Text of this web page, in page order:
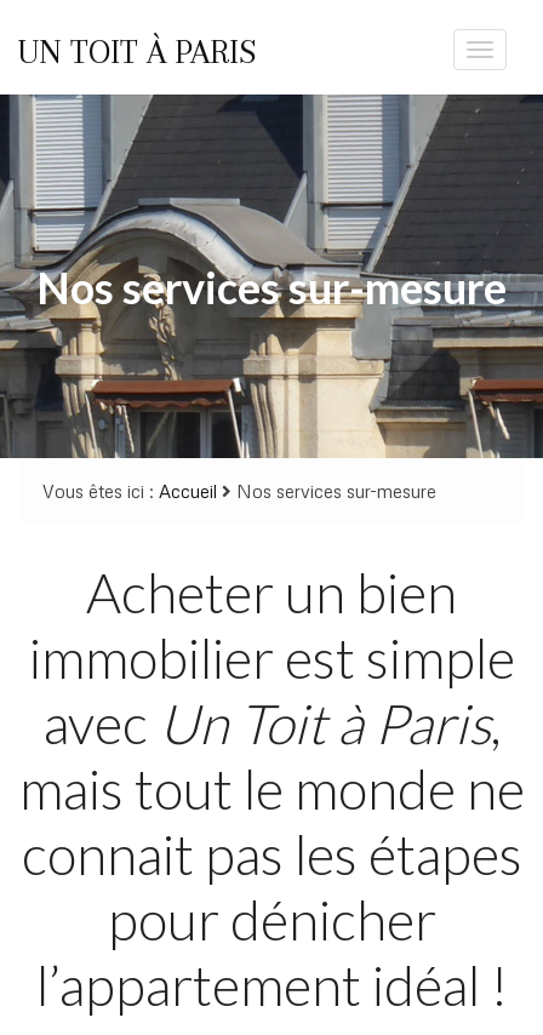
UN TOIT À PARIS
Toggle
Nos services sur-mesure
Vous êtes ici : Accueil Nos services sur-mesure
Acheter un bien
immobilier est simple
avec Un Toit à Paris,
mais tout le monde ne
connait pas les étapes
pour dénicher
l’appartement idéal !